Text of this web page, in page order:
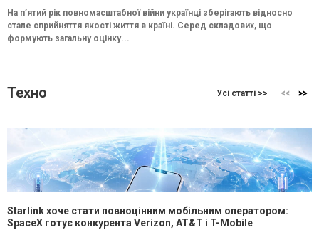
На п’ятий рік повномасштабної війни українці зберігають відносно
стале сприйняття якості життя в країні. Серед складових, що
формують загальну оцінку...
Техно Усі статті >>
Starlink хоче стати повноцінним мобільним оператором:
SpaceX готує конкурента Verizon, AT&T і T-Mobile